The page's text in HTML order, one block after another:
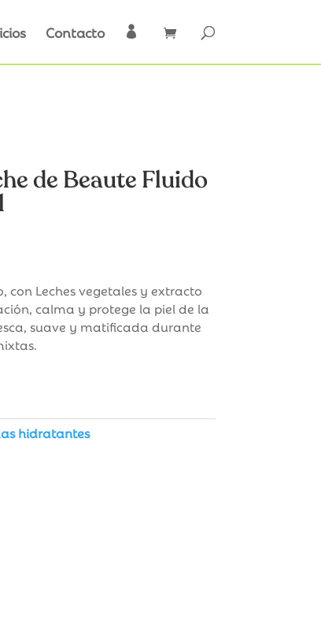
Contacto 
de Beaute Fluido
con Leches vegetales y extracto
calma y protege la piel de la
suave y matificada durante
hidratantes